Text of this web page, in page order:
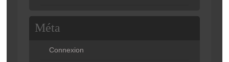
Méta
Connexion